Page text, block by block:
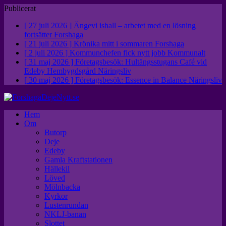
Publicerat
[ 27 juli 2026 ] Ängevi ishall – arbetet med en lösning
fortsätter Forshaga
[ 21 juli 2026 ] Krönika mitt i sommaren Forshaga
[ 2 juli 2026 ] Kommunchefen fick nytt jobb Kommunalt
[ 31 maj 2026 ] Företagsbesök: Hultängsstugans Café vid
Edeby Hembygdsgård Näringsliv
[ 30 maj 2026 ] Företagsbesök: Essence in Balance Näringsliv
Hem
Om
Butorp
Deje
Edeby
Gamla Kraftstationen
Hällekil
Löved
Mölnbacka
Kyrkor
Lustenrundan
NKLJ-banan
Slottet